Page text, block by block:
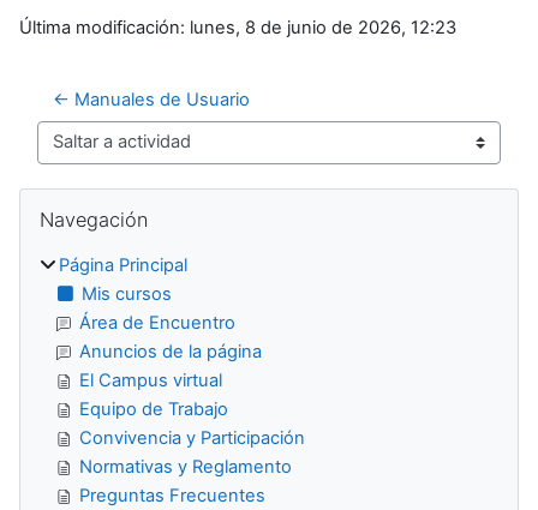
Última modificación: lunes, 8 de junio de 2026, 12:23
← Manuales de Usuario
Saltar a actividad
Bloques
Navegación
Página Principal
Mis cursos
Área de Encuentro
Anuncios de la página
El Campus virtual
Equipo de Trabajo
Convivencia y Participación
Normativas y Reglamento
Preguntas Frecuentes